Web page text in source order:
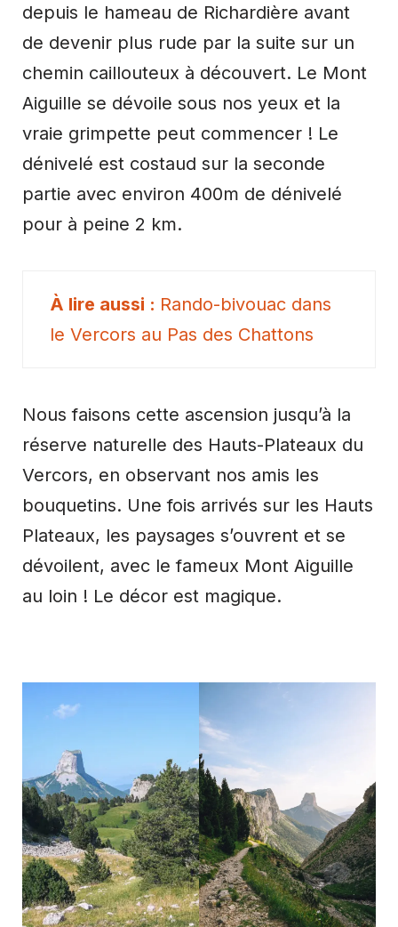
depuis le hameau de Richardière avant
de devenir plus rude par la suite sur un
chemin caillouteux à découvert. Le Mont
Aiguille se dévoile sous nos yeux et la
vraie grimpette peut commencer ! Le
dénivelé est costaud sur la seconde
partie avec environ 400m de dénivelé
pour à peine 2 km.
Rando-bivouac dans
le Vercors au Pas des Chattons
Nous faisons cette ascension jusqu’à la
réserve naturelle des Hauts-Plateaux du
Vercors, en observant nos amis les
bouquetins. Une fois arrivés sur les Hauts
Plateaux, les paysages s’ouvrent et se
dévoilent, avec le fameux Mont Aiguille
au loin ! Le décor est magique.